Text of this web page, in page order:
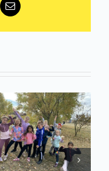
Email: